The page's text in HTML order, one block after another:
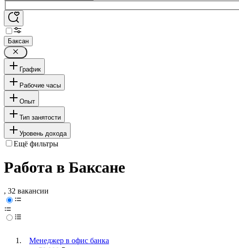
Баксан
График
Рабочие часы
Опыт
Тип занятости
Уровень дохода
Ещё фильтры
Работа в Баксане
, 32 вакансии
Менеджер в офис банка